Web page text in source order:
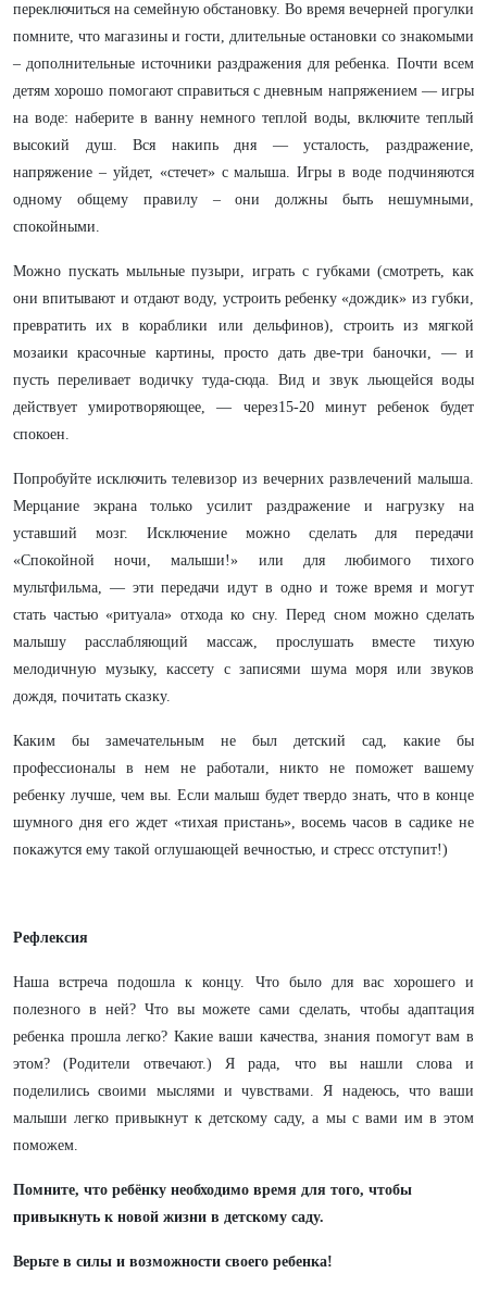
переключиться на семейную обстановку. Во время вечерней прогулки
помните, что магазины и гости, длительные остановки со знакомыми
– дополнительные источники раздражения для ребенка. Почти всем
детям хорошо помогают справиться с дневным напряжением — игры
на воде: наберите в ванну немного теплой воды, включите теплый
высокий душ. Вся накипь дня — усталость, раздражение,
напряжение – уйдет, «стечет» с малыша. Игры в воде подчиняются
одному общему правилу – они должны быть нешумными,
спокойными.
Можно пускать мыльные пузыри, играть с губками (смотреть, как
они впитывают и отдают воду, устроить ребенку «дождик» из губки,
превратить их в кораблики или дельфинов), строить из мягкой
мозаики красочные картины, просто дать две-три баночки, — и
пусть переливает водичку туда-сюда. Вид и звук льющейся воды
действует умиротворяющее, — через15-20 минут ребенок будет
спокоен.
Попробуйте исключить телевизор из вечерних развлечений малыша.
Мерцание экрана только усилит раздражение и нагрузку на
уставший мозг. Исключение можно сделать для передачи
«Спокойной ночи, малыши!» или для любимого тихого
мультфильма, — эти передачи идут в одно и тоже время и могут
стать частью «ритуала» отхода ко сну. Перед сном можно сделать
малышу расслабляющий массаж, прослушать вместе тихую
мелодичную музыку, кассету с записями шума моря или звуков
дождя, почитать сказку.
Каким бы замечательным не был детский сад, какие бы
профессионалы в нем не работали, никто не поможет вашему
ребенку лучше, чем вы. Если малыш будет твердо знать, что в конце
шумного дня его ждет «тихая пристань», восемь часов в садике не
покажутся ему такой оглушающей вечностью, и стресс отступит!)
Рефлексия
Наша встреча подошла к концу. Что было для вас хорошего и
полезного в ней? Что вы можете сами сделать, чтобы адаптация
ребенка прошла легко? Какие ваши качества, знания помогут вам в
этом? (Родители отвечают.) Я рада, что вы нашли слова и
поделились своими мыслями и чувствами. Я надеюсь, что ваши
малыши легко привыкнут к детскому саду, а мы с вами им в этом
поможем.
Помните, что ребёнку необходимо время для того, чтобы
привыкнуть к новой жизни в детскому саду.
Верьте в силы и возможности своего ребенка!